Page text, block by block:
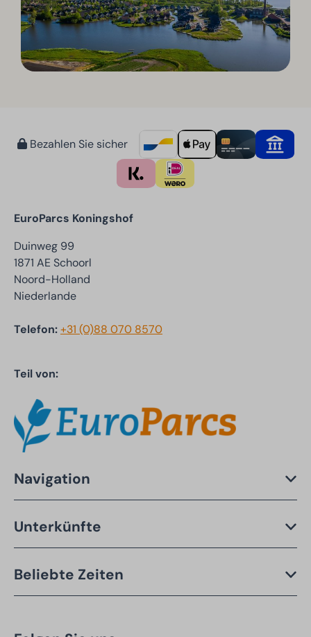
Bezahlen Sie sicher
EuroParcs Koningshof
Duinweg 99
1871 AE Schoorl
Noord-Holland
Niederlande
Telefon:+31 (0)88 070 8570
Teil von:
Navigation
Unterkünfte
Beliebte Zeiten